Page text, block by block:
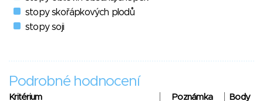
stopy skořápkových plodů
stopy soji
Podrobné hodnocení
Kritérium Poznámka
Body